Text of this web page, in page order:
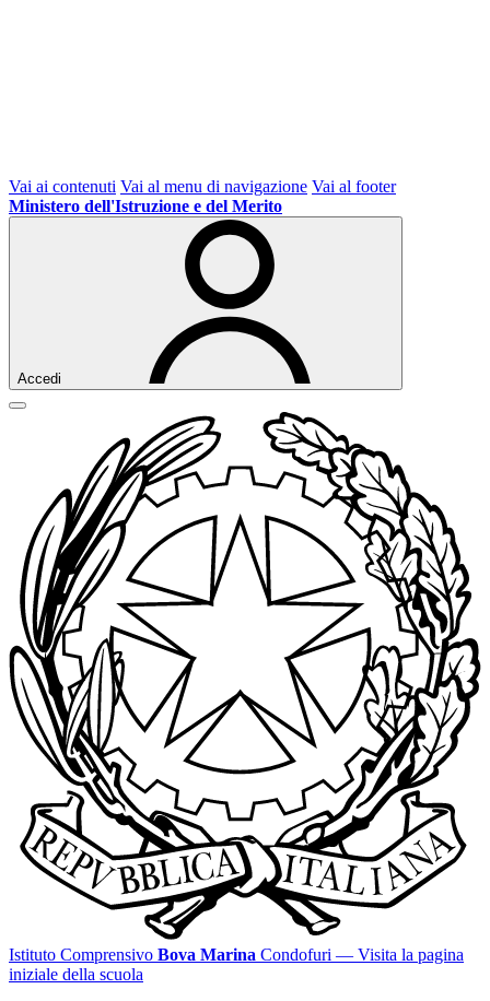
Vai ai contenuti Vai al menu di navigazione Vai al footer
Ministero dell'Istruzione e del Merito
Accedi
Istituto Comprensivo Bova Marina Condofuri — Visita la pagina
iniziale della scuola